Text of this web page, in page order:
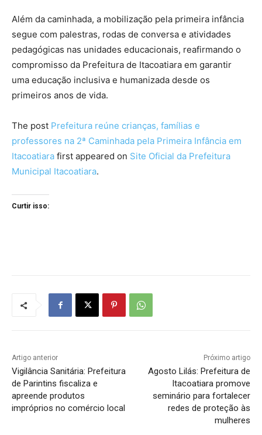
Além da caminhada, a mobilização pela primeira infância
segue com palestras, rodas de conversa e atividades
pedagógicas nas unidades educacionais, reafirmando o
compromisso da Prefeitura de Itacoatiara em garantir
uma educação inclusiva e humanizada desde os
primeiros anos de vida.
The post Prefeitura reúne crianças, famílias e
professores na 2ª Caminhada pela Primeira Infância em
Itacoatiara first appeared on Site Oficial da Prefeitura
Municipal Itacoatiara.
Curtir isso:
Artigo anterior
Vigilância Sanitária: Prefeitura
de Parintins fiscaliza e
apreende produtos
impróprios no comércio local
Próximo artigo
Agosto Lilás: Prefeitura de
Itacoatiara promove
seminário para fortalecer
redes de proteção às
mulheres